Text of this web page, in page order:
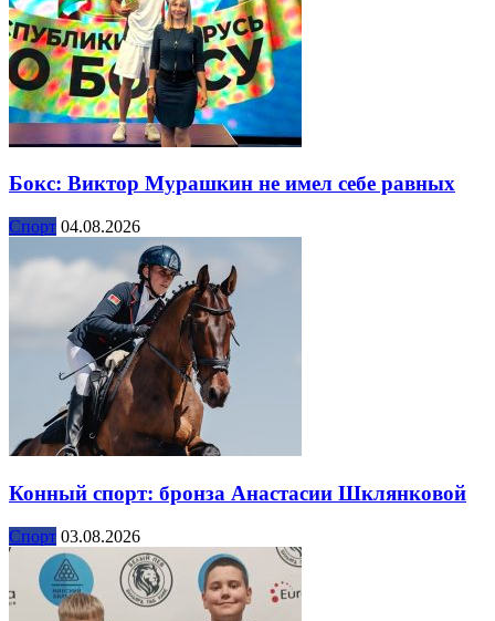
Бокс: Виктор Мурашкин не имел себе равных
Спорт 04.08.2026
Конный спорт: бронза Анастасии Шклянковой
Спорт 03.08.2026